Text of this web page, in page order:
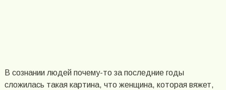
В сознании людей почему-то за последние годы
сложилась такая картина, что женщина, которая вяжет,